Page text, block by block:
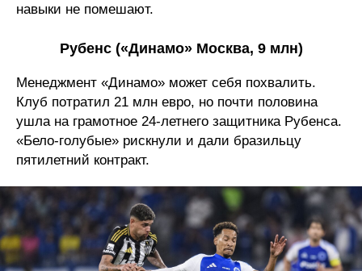
навыки не помешают.
Рубенс («Динамо» Москва, 9 млн)
Менеджмент «Динамо» может себя похвалить.
Клуб потратил 21 млн евро, но почти половина
ушла на грамотное 24-летнего защитника Рубенса.
«Бело-голубые» рискнули и дали бразильцу
пятилетний контракт.